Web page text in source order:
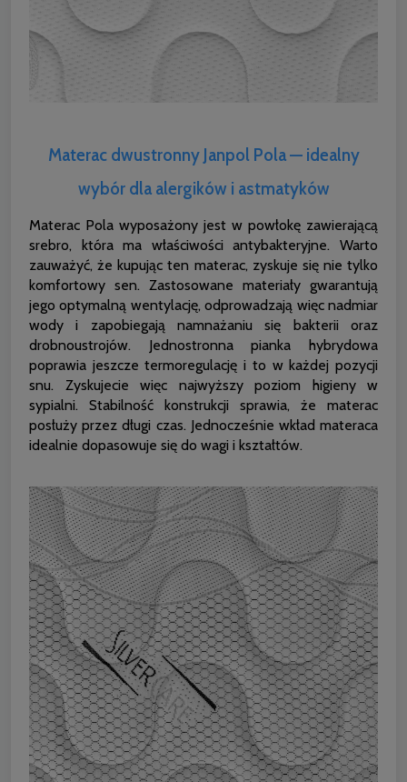
Materac dwustronny Janpol Pola — idealny
wybór dla alergików i astmatyków
Materac Pola wyposażony jest w powłokę zawierającą
srebro, która ma właściwości antybakteryjne. Warto
zauważyć, że kupując ten materac, zyskuje się nie tylko
komfortowy sen. Zastosowane materiały gwarantują
jego optymalną wentylację, odprowadzają więc nadmiar
wody i zapobiegają namnażaniu się bakterii oraz
drobnoustrojów. Jednostronna pianka hybrydowa
poprawia jeszcze termoregulację i to w każdej pozycji
snu. Zyskujecie więc najwyższy poziom higieny w
sypialni. Stabilność konstrukcji sprawia, że materac
posłuży przez długi czas. Jednocześnie wkład materaca
idealnie dopasowuje się do wagi i kształtów.